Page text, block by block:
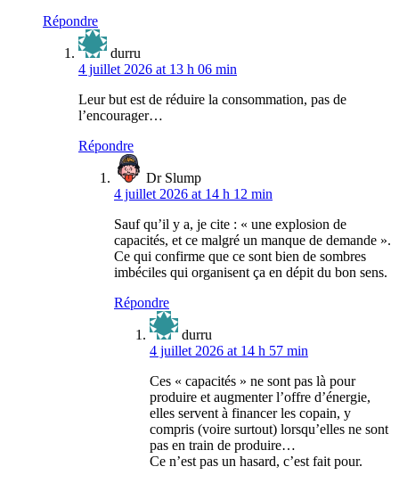
Répondre
durru
4 juillet 2026 at 13 h 06 min
Leur but est de réduire la consommation, pas de
l’encourager…
Répondre
Dr Slump
4 juillet 2026 at 14 h 12 min
Sauf qu’il y a, je cite : « une explosion de
capacités, et ce malgré un manque de demande ».
Ce qui confirme que ce sont bien de sombres
imbéciles qui organisent ça en dépit du bon sens.
Répondre
durru
4 juillet 2026 at 14 h 57 min
Ces « capacités » ne sont pas là pour
produire et augmenter l’offre d’énergie,
elles servent à financer les copain, y
compris (voire surtout) lorsqu’elles ne sont
pas en train de produire…
Ce n’est pas un hasard, c’est fait pour.